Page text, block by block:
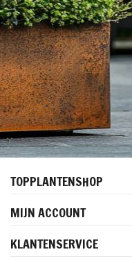
TOPPLANTENSHOP
MIJN ACCOUNT
KLANTENSERVICE